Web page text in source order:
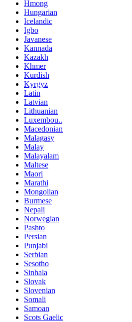
Hmong
Hungarian
Icelandic
Igbo
Javanese
Kannada
Kazakh
Khmer
Kurdish
Kyrgyz
Latin
Latvian
Lithuanian
Luxembou..
Macedonian
Malagasy
Malay
Malayalam
Maltese
Maori
Marathi
Mongolian
Burmese
Nepali
Norwegian
Pashto
Persian
Punjabi
Serbian
Sesotho
Sinhala
Slovak
Slovenian
Somali
Samoan
Scots Gaelic